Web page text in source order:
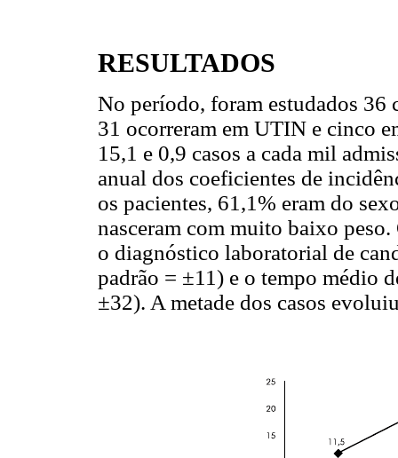
RESULTADOS
No período, foram estudados 36
31 ocorreram em UTIN e cinco
15,1 e 0,9 casos a cada mil
anual dos coeficientes de
os pacientes, 61,1% eram do
nasceram com muito baixo
o diagnóstico laboratorial de
padrão = ±11) e o tempo médio
±32). A metade dos casos